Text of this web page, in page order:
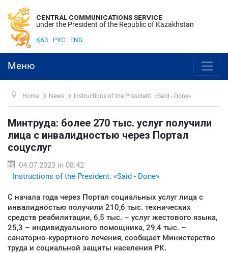
CENTRAL COMMUNICATIONS SERVICE
under the President of the Republic of Kazakhstan
ҚАЗ РУС ENG
Меню
Home News Instructions of the President: «Said - Done»
Минтруда: более 270 тыс. услуг получили
лица с инвалидностью через Портал
соцуслуг
04.07.2023 in 08:42
Instructions of the President: «Said - Done»
С начала года через Портал социальных услуг лица с
инвалидностью получили 210,6 тыс. технических
средств реабилитации, 6,5 тыс. – услуг жестового языка,
25,3 – индивидуального помощника, 29,4 тыс. –
санаторно-курортного лечения, сообщает Министерство
труда и социальной защиты населения РК.